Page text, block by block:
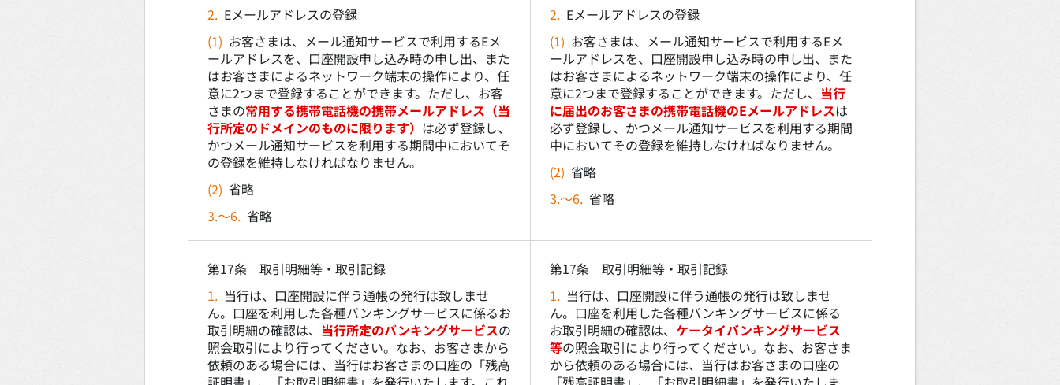
2. Eメールアドレスの登録
(1) お客さまは、メール通知サービスで利用するEメ
ールアドレスを、口座開設申し込み時の申し出、また
はお客さまによるネットワーク端末の操作により、任
意に2つまで登録することができます。ただし、お客
さまの常用する携帯電話機の携帯メールアドレス（当
行所定のドメインのものに限ります） は必ず登録し、
かつメール通知サービスを利用する期間中においてそ
の登録を維持しなければなりません。
(2) 省略
3.～6. 省略
2. Eメールアドレスの登録
(1) お客さまは、メール通知サービスで利用するEメ
ールアドレスを、口座開設申し込み時の申し出、また
はお客さまによるネットワーク端末の操作により、任
意に2つまで登録することができます。ただし、 当行
に届出のお客さまの携帯電話機のEメールアドレスは
必ず登録し、かつメール通知サービスを利用する期間
中においてその登録を維持しなければなりません。
(2) 省略
3.～6. 省略
第17条 取引明細等・取引記録
1. 当行は、口座開設に伴う通帳の発行は致しませ
ん。口座を利用した各種バンキングサービスに係るお
取引明細の確認は、 当行所定のバンキングサービスの
照会取引により行ってください。なお、お客さまから
依頼のある場合には、当行はお客さまの口座の「残高
第17条 取引明細等・取引記録
1. 当行は、口座開設に伴う通帳の発行は致しませ
ん。口座を利用した各種バンキングサービスに係る
お取引明細の確認は、 ケータイバンキングサービス
等の照会取引により行ってください。なお、お客さま
から依頼のある場合には、当行はお客さまの口座の